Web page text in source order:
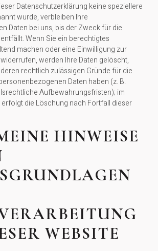
Datenschutzerklärung keine speziellere
wurde, verbleiben Ihre
Daten bei uns, bis der Zweck für die
Wenn Sie ein berechtigtes
machen oder eine Einwilligung zur
werden Ihre Daten gelöscht,
rechtlich zulässigen Gründe für die
Daten haben (z. B.
Aufbewahrungsfristen); im
die Löschung nach Fortfall dieser
HINWEISE
WEBSITE